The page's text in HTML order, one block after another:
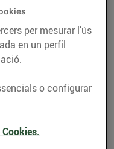
ciutadans
que permetrà
vegada a
en marxa d’un
autònom
del Grup
i l’eficiència
per mesurar l’ús
en un perfil
o configurar